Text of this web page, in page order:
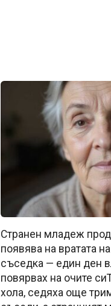
Странен младеж
появява на вратата
съседка — един ден
повярвах на очите
хола, седяха още